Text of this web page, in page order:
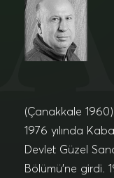
(Çanakkale 1960)
1976 yılında
Devlet Güzel
Bölümü’ne girdi.